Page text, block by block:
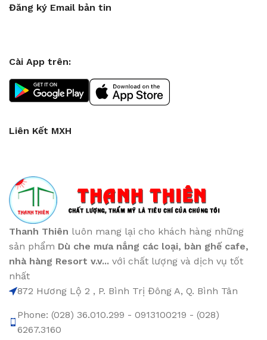
Đăng ký Email bản tin
Cài App trên:
Liên Kết MXH
Thanh Thiên luôn mang lại cho khách hàng những
sản phẩm Dù che mưa nắng các loại, bàn ghế cafe,
nhà hàng Resort v.v... với chất lượng và dịch vụ tốt
nhất
872 Hương Lộ 2 , P. Bình Trị Đông A, Q. Bình Tân
Phone: (028) 36.010.299 - 0913100219 - (028)
6267.3160